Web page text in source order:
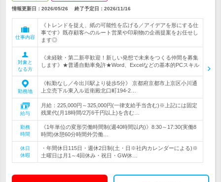
情報更新日：2026/05/26 終了予定日： 2026/11/16
仕事内容
《トレンドを捉え、紙の可能性を広げる／アイデアを形にする仕
事です》既存顧客へのルート営業や印刷物の企画提案をお任せし
ます◎
対象と
なる方
《未経験・第二新卒歓迎！新しい発想で未来をつくる仲間を募集
します》★普通自動車免許★Word、Excelなどの基本的PCスキル
勤務地
《転勤なし／今出川駅より徒歩5分》 京都府京都市上京区小川通
上立売下ル東入ル近衛殿北口町194-2…
給与
月給：225,000円～325,000円(一律支給手当含む)※上記には固定
残業代(月18時間/2万6千円以上)を含む…
勤務
時間
《1年単位の変形労働時間制(週40時間以内)》8:30～17:30(実働8
時間)休憩60分時間外労働…
休日
休暇
・年間休日115日・週休2日制(土・日※社内カレンダーによる)※
土曜日は月1～4回休み・祝日・GW休…